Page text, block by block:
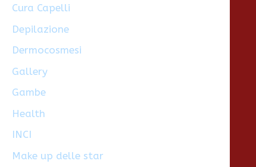
Cura Capelli
Depilazione
Dermocosmesi
Gallery
Gambe
Health
INCI
Make up delle star